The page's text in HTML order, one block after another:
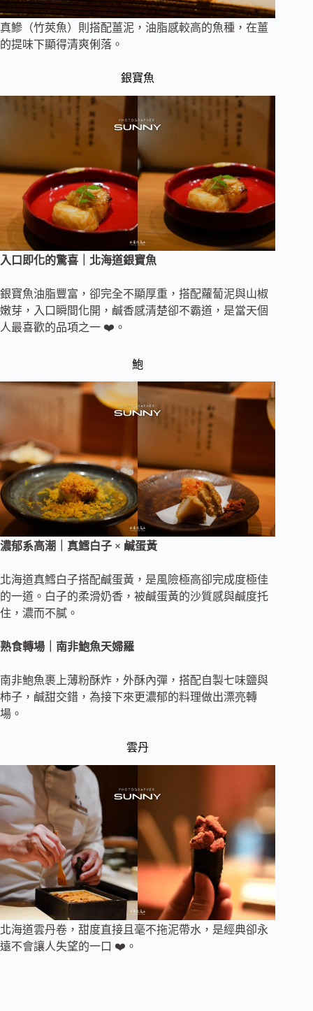
真鰺（竹莢魚）則搭配薑泥，油脂感較高的魚種，在薑
的提味下顯得清爽俐落。
銀寶魚
入口即化的驚喜｜北海道銀寶魚
銀寶魚油脂豐富，卻完全不顯厚重，搭配蘿蔔泥與山椒
嫩芽，入口瞬間化開，鹹香感清楚卻不霸道，是當天個
人最喜歡的品項之一 ❤️。
鮑
濃郁系高潮｜真鱈白子 × 鹹蛋黃
北海道真鱈白子搭配鹹蛋黃，是風險極高卻完成度極佳
的一道。白子的柔滑奶香，被鹹蛋黃的沙質感與鹹度托
住，濃而不膩。
熟食轉場｜南非鮑魚天婦羅
南非鮑魚裹上薄粉酥炸，外酥內彈，搭配自製七味鹽與
柿子，鹹甜交錯，為接下來更濃郁的料理做出漂亮轉
場。
️雲丹
北海道雲丹卷，甜度直接且毫不拖泥帶水，是經典卻永
遠不會讓人失望的一口 ❤️。